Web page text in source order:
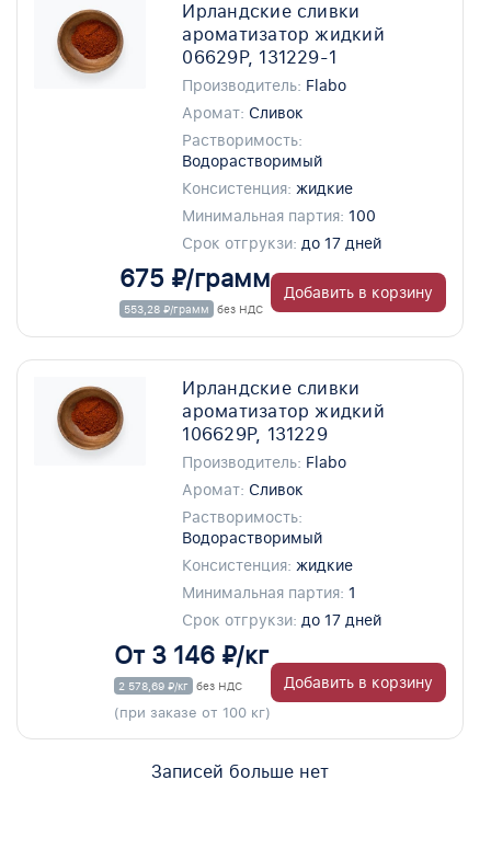
Ирландские сливки
ароматизатор жидкий
06629P, 131229-1
Производитель: Flabo
Аромат: Сливок
Растворимость:
Водорастворимый
Консистенция: жидкие
Минимальная партия: 100
Срок отгрукзи: до 17 дней
675 ₽/грамм
553,28 ₽/грамм без НДС
Добавить в корзину
Ирландские сливки
ароматизатор жидкий
106629P, 131229
Производитель: Flabo
Аромат: Сливок
Растворимость:
Водорастворимый
Консистенция: жидкие
Минимальная партия: 1
Срок отгрукзи: до 17 дней
От 3 146 ₽/кг
2 578,69 ₽/кг без НДС
(при заказе от 100 кг)
Добавить в корзину
Записей больше нет